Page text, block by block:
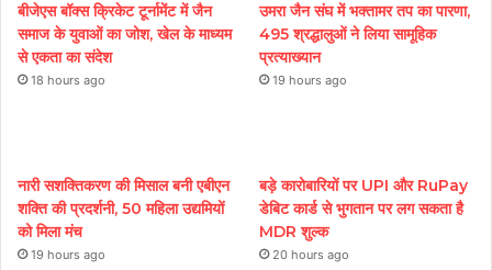
बीजेएस बॉक्स क्रिकेट टूर्नामेंट में जैन
समाज के युवाओं का जोश, खेल के माध्यम
से एकता का संदेश
18 hours ago
उमरा जैन संघ में भक्तामर तप का पारणा,
495 श्रद्धालुओं ने लिया सामूहिक
प्रत्याख्यान
19 hours ago
नारी सशक्तिकरण की मिसाल बनी एबीएन
शक्ति की प्रदर्शनी, 50 महिला उद्यमियों
को मिला मंच
19 hours ago
बड़े कारोबारियों पर UPI और RuPay
डेबिट कार्ड से भुगतान पर लग सकता है
MDR शुल्क
20 hours ago